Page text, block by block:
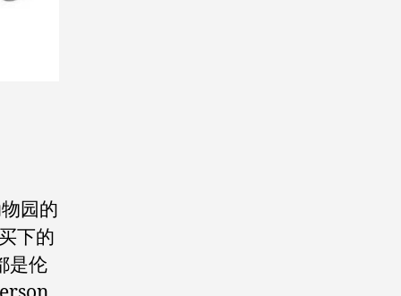
园的
下的
是伦